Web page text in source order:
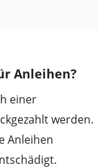
Anleihen?
einer
werden.
Anleihen